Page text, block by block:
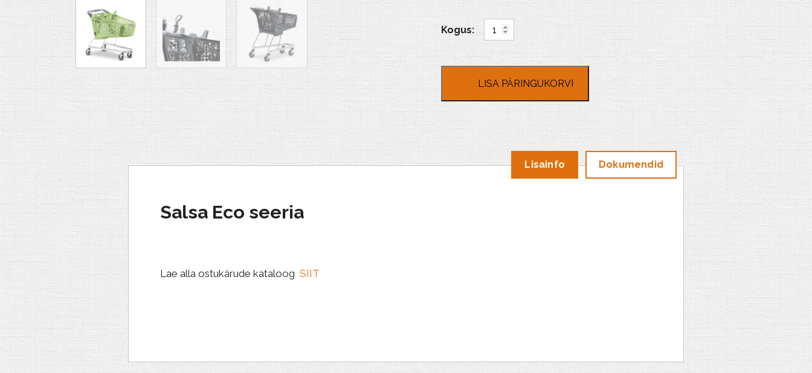
Salsa
Eco
kogus
LISA PÄRINGUKORVI
Lisainfo Dokumendid
Salsa Eco seeria
Lae alla ostukärude kataloog SIIT